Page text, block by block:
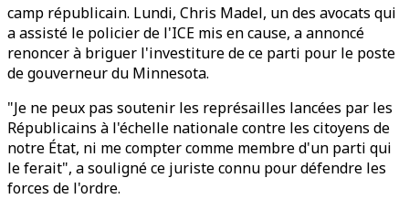
camp républicain. Lundi, Chris Madel, un des avocats qui
a assisté le policier de l'ICE mis en cause, a annoncé
renoncer à briguer l'investiture de ce parti pour le poste
de gouverneur du Minnesota.
"Je ne peux pas soutenir les représailles lancées par les
Républicains à l'échelle nationale contre les citoyens de
notre État, ni me compter comme membre d'un parti qui
le ferait", a souligné ce juriste connu pour défendre les
forces de l'ordre.